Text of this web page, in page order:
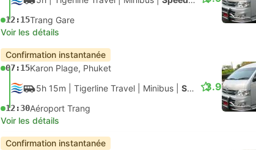
12:15Trang Gare
Voir les détails
Confirmation instantanée
07:15Karon Plage, Phuket
5h 15m | Tigerline Travel Minibus Speedboat + Van
12:30Aéroport Trang
3.9
Voir les détails
Confirmation instantanée